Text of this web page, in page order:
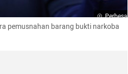
Perbesar
pemusnahan barang bukti narkoba